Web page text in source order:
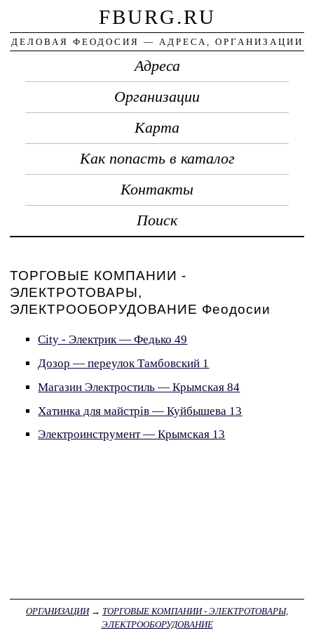
FBURG.RU
ДЕЛОВАЯ ФЕОДОСИЯ — АДРЕСА, ОРГАНИЗАЦИИ
Адреса
Организации
Карта
Как попасть в каталог
Контакты
Поиск
ТОРГОВЫЕ КОМПАНИИ -
ЭЛЕКТРОТОВАРЫ,
ЭЛЕКТРООБОРУДОВАНИЕ Феодосии
City - Электрик — Федько 49
Дозор — переулок Тамбовский 1
Магазин Электростиль — Крымская 84
Хатинка для майстрiв — Куйбышева 13
Электроинструмент — Крымская 13
ОРГАНИЗАЦИИ→ ТОРГОВЫЕ КОМПАНИИ - ЭЛЕКТРОТОВАРЫ,
ЭЛЕКТРООБОРУДОВАНИЕ